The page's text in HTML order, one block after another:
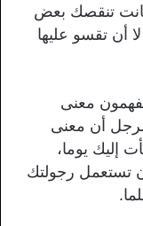
تنقصك بعض
أن تقسو عليها
معنى
أن معنى
إليك يوما،
تستعمل رجولتك